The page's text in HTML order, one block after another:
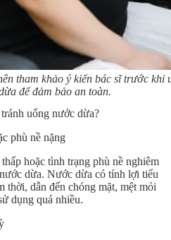
tham khảo ý kiến bác sĩ trước khi
để đảm bảo an toàn.
uống nước dừa?
phù nề nặng
hoặc tình trạng phù nề nghiêm
dừa. Nước dừa có tính lợi tiểu
thời, dẫn đến chóng mặt, mệt mỏi
dụng quá nhiều.